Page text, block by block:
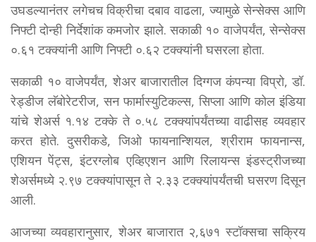
उघडल्यानंतर लगेचच विक्रीचा दबाव वाढला, ज्यामुळे सेन्सेक्स आणि
निफ्टी दोन्ही निर्देशांक कमजोर झाले. सकाळी १० वाजेपर्यंत, सेन्सेक्स
०.६१ टक्क्यांनी आणि निफ्टी ०.६२ टक्क्यांनी घसरला होता.
सकाळी १० वाजेपर्यंत, शेअर बाजारातील दिग्गज कंपन्या विप्रो, डॉ.
रेड्डीज लॅबोरेटरीज, सन फार्मास्युटिकल्स, सिप्ला आणि कोल इंडिया
यांचे शेअर्स १.१४ टक्के ते ०.५८ टक्क्यांपर्यंतच्या वाढीसह व्यवहार
करत होते. दुसरीकडे, जिओ फायनान्शियल, श्रीराम फायनान्स,
एशियन पेंट्स, इंटरग्लोब एव्हिएशन आणि रिलायन्स इंडस्ट्रीजच्या
शेअर्समध्ये २.९७ टक्क्यांपासून ते २.३३ टक्क्यांपर्यंतची घसरण दिसून
आली.
आजच्या व्यवहारानुसार, शेअर बाजारात २,६७१ स्टॉक्सचा सक्रिय